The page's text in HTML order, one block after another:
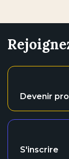
Devenir pro
S'inscrire